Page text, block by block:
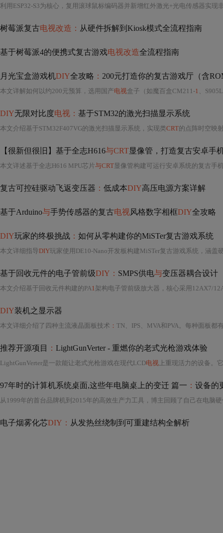
树莓派复古电视改造： 从硬件拆解到Kiosk模式全流程指南
基于树莓派4的便携式复古游戏电视改造全流程指南
月光宝盒游戏机DIY全攻略 ： 200元打造你的复古游戏厅（含
本文详解如何以约200元预算，选用国产电视盒子（如魔百盒CM211-1 、S905L3芯片）搭配
DIY无限对比度电视： 基于STM32的激光扫描显示系统
本文介绍基于STM32F407VG的激光扫描显示系统，实现类CRT的点阵时空映射成像。
【很新但很旧】基于全志H616与CRT显像管，打造复古安卓手
本文详述基于全志H616 MPU芯片与CRT显像管构建可运行安卓系统的复古手机全过程，涵盖硬件设计（六层主板、DDR3菊花链布线、模块化键
复古可控硅驱动飞返变压器 ： 低成本DIY高压电源方案详解
基于Arduino与手势传感器的复古电视 风格数字相框DIY全攻略
DIY玩家的终极挑战 ： 如何从零构建你的MiSTer复古游戏系统
本文详细指导DIY玩家使用DE10-Nano开发板构建MiSTer复古游戏系统，涵盖硬件选型（FPGA、SDRAM、microSD）、系统镜像配置、核心加
基于回收元件的电子管前级DIY： SMPS供电与变压器耦合设计
本文介绍基于回收元件构建的PA1架构电子管前级放大器，核心采用12AX7/12AT7双级真空管放大、开关电源（SMPS）
DIY装机之显示器
本文详细介绍了四种主流液晶面板技术 ： TN、IPS、MVA和PVA。每种面板都有其独特的优势和应用场景，如TN面板以其低廉的价格和快速的响应时间适用于入门级显示器；
推荐开源项目 ： LightGunVerter - 重燃你的老式光枪游戏体验
LightGunVerter是一款能让老式光枪游戏在现代LCD电视 上重现活力的设备。它解决了传统光枪
97年时的计算机系统桌面,这些年电脑桌上的变迁 篇一 ： 设备的
电子烟雾化芯DIY： 从发热丝绕制到可重建结构全解析